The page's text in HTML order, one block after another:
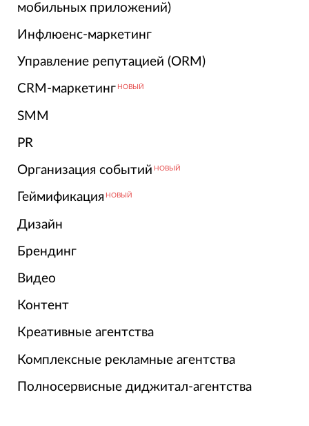
мобильных приложений)
Инфлюенс-маркетинг
Управление репутацией (ORM)
CRM-маркетинг НОВЫЙ
SMM
PR
Организация событий НОВЫЙ
Геймификация НОВЫЙ
Дизайн
Брендинг
Видео
Контент
Креативные агентства
Комплексные рекламные агентства
Полносервисные диджитал-агентства